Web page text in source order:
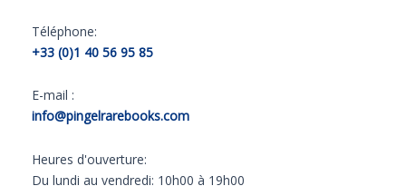
Téléphone:
+33 (0)1 40 56 95 85
E-mail :
info@pingelrarebooks.com
Heures d'ouverture:
Du lundi au vendredi: 10h00 à 19h00